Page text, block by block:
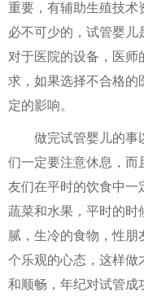
重要，有辅助生殖技术
必不可少的，试管婴儿
对于医院的设备，医师
求，如果选择不合格的
定的影响。
做完试管婴儿的事
们一定要注意休息，而
友们在平时的饮食中一
蔬菜和水果，平时的时
腻，生冷的食物，性
个乐观的心态，这样做
和顺畅，年纪对试管成